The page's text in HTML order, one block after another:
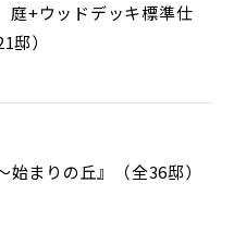
+ウッドデッキ標準仕
邸）
始まりの丘』（全36邸）